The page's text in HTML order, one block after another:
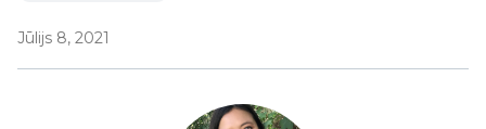
Jūlijs 8, 2021